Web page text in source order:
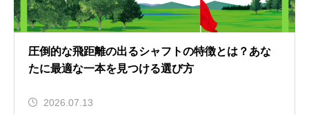
圧倒的な飛距離の出るシャフトの特徴とは？あな
たに最適な一本を見つける選び方
2026.07.13